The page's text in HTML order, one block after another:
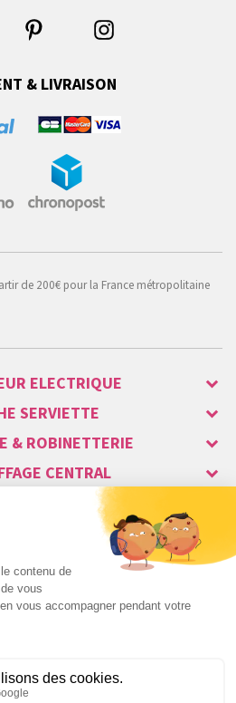
& LIVRAISON
de 200€ pour la France métropolitaine
ELECTRIQUE
SERVIETTE
& ROBINETTERIE
CENTRAL
& SÉCURITÉ
CONNECTÉE
& INTERPHONE
& ECLAIRAGE